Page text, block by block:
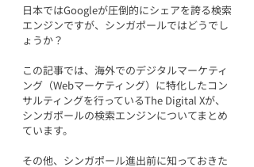
日本ではGoogleが圧倒的にシェアを誇る検索
エンジンですが、シンガポールではどうでし
ょうか？
この記事では、海外でのデジタルマーケティ
ング（Webマーケティング）に特化したコン
サルティングを行っているThe Digital Xが、
シンガポールの検索エンジンについてまとめ
ています。
その他、シンガポール進出前に知っておきた